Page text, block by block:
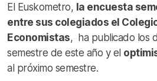
El Euskometro, la encuesta
entre sus colegiados el
Economistas, ha publicado los
semestre de este año y el
al próximo semestre.